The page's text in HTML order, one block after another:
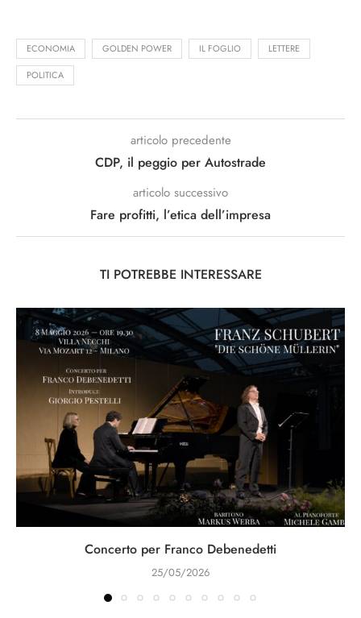
ECONOMIA GOLDEN POWER IL FOGLIO LETTERE
POLITICA
articolo precedente
CDP, il peggio per Autostrade
articolo successivo
Fare profitti, l’etica dell’impresa
TI POTREBBE INTERESSARE
Concerto per Franco Debenedetti
25/05/2026